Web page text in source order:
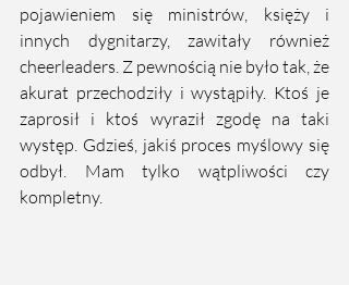
pojawieniem się ministrów, księży i
innych dygnitarzy, zawitały również
cheerleaders. Z pewnością nie było tak, że
akurat przechodziły i wystąpiły. Ktoś je
zaprosił i ktoś wyraził zgodę na taki
występ. Gdzieś, jakiś proces myślowy się
odbył. Mam tylko wątpliwości czy
kompletny.